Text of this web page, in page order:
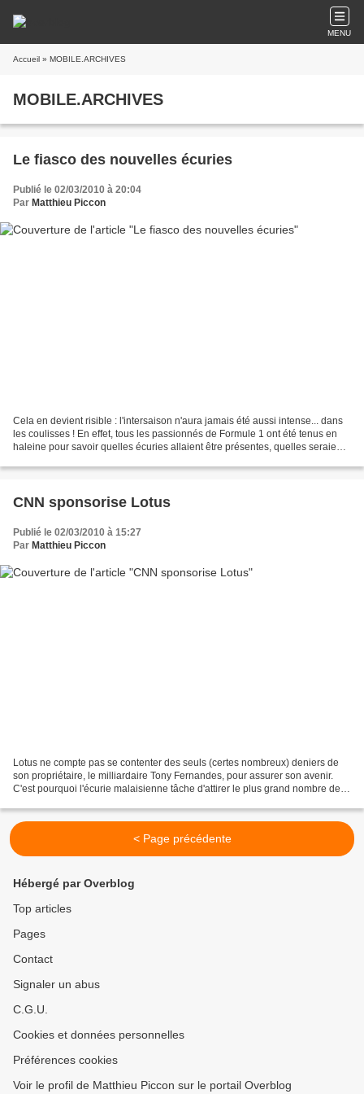
MENU
Accueil » MOBILE.ARCHIVES
MOBILE.ARCHIVES
Le fiasco des nouvelles écuries
Publié le 02/03/2010 à 20:04
Par Matthieu Piccon
Cela en devient risible : l'intersaison n'aura jamais été aussi intense... dans
les coulisses ! En effet, tous les passionnés de Formule 1 ont été tenus en
haleine pour savoir quelles écuries allaient être présentes, quelles seraient
CNN sponsorise Lotus
Publié le 02/03/2010 à 15:27
Par Matthieu Piccon
Lotus ne compte pas se contenter des seuls (certes nombreux) deniers de
son propriétaire, le milliardaire Tony Fernandes, pour assurer son avenir.
C'est pourquoi l'écurie malaisienne tâche d'attirer le plus grand nombre de
< Page précédente
Hébergé par Overblog
Top articles
Pages
Contact
Signaler un abus
C.G.U.
Cookies et données personnelles
Préférences cookies
Voir le profil de Matthieu Piccon sur le portail Overblog